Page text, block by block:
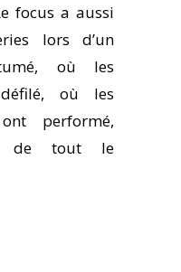
focus a aussi
lors d’un
où les
où les
performé,
de tout le